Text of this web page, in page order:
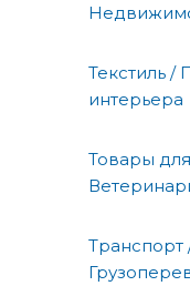
Текстиль /
интерьера
Товары
Транспорт